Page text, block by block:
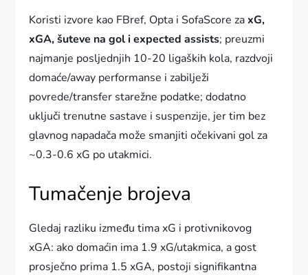
Koristi izvore kao FBref, Opta i SofaScore zaxG,
xGA, šuteve na gol i expected assists; preuzmi
najmanje posljednjih 10-20 ligaških kola, razdvoji
domaće/away performanse i zabilježi
povrede/transfer starežne podatke; dodatno
uključi trenutne sastave i suspenzije, jer tim bez
glavnog napadača može smanjiti očekivani gol za
~0.3-0.6 xG po utakmici.
Tumačenje brojeva
Gledaj razliku između tima xG i protivnikovog
xGA: ako domaćin ima 1.9 xG/utakmica, a gost
prosječno prima 1.5 xGA, postoji signifikantna